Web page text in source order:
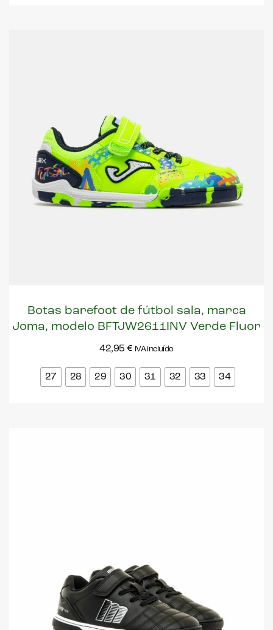
Botas barefoot de fútbol sala, marca
Joma, modelo BFTJW2611INV Verde Fluor
42,95 € IVA incluído
27 28 29 30 31 32 33 34